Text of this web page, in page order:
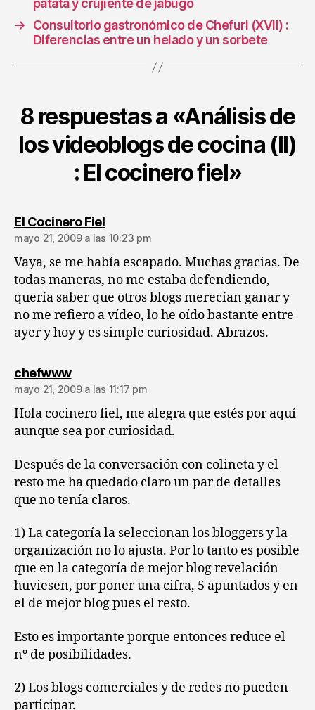
patata y crujiente de jabugo
→
Consultorio gastronómico de Chefuri (XVII) :
Diferencias entre un helado y un sorbete
8 respuestas a «Análisis de
los videoblogs de cocina (II)
: El cocinero fiel»
El Cocinero Fieldice:
mayo 21, 2009 a las 10:23 pm
Vaya, se me había escapado. Muchas gracias. De
todas maneras, no me estaba defendiendo,
quería saber que otros blogs merecían ganar y
no me refiero a vídeo, lo he oído bastante entre
ayer y hoy y es simple curiosidad. Abrazos.
chefwwwdice:
mayo 21, 2009 a las 11:17 pm
Hola cocinero fiel, me alegra que estés por aquí
aunque sea por curiosidad.
Después de la conversación con colineta y el
resto me ha quedado claro un par de detalles
que no tenía claros.
1) La categoría la seleccionan los bloggers y la
organización no lo ajusta. Por lo tanto es posible
que en la categoría de mejor blog revelación
huviesen, por poner una cifra, 5 apuntados y en
el de mejor blog pues el resto.
Esto es importante porque entonces reduce el
nº de posibilidades.
2) Los blogs comerciales y de redes no pueden
participar.